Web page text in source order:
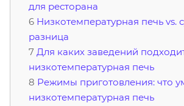
для ресторана
Низкотемпературная печь vs.
разница
Для каких заведений
низкотемпературная печь
Режимы приготовления: что
низкотемпературная печь